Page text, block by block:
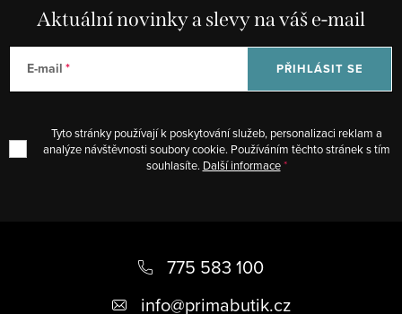
p
v
n
Aktuální novinky a slevy na váš e-mail
E-mail
Tyto stránky používají k poskytování služeb, personalizaci reklam a
analýze návštěvnosti soubory cookie. Používáním těchto stránek s tím
souhlasíte. Další informace
PŘIHLÁSIT SE
775 583 100
info@primabutik.cz